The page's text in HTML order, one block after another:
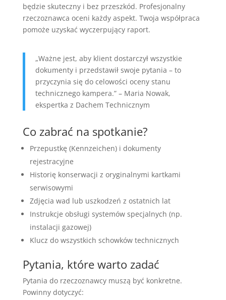
będzie skuteczny i bez przeszkód. Profesjonalny
rzeczoznawca oceni każdy aspekt. Twoja współpraca
pomoże uzyskać wyczerpujący raport.
„Ważne jest, aby klient dostarczył wszystkie
dokumenty i przedstawił swoje pytania – to
przyczynia się do celowości oceny stanu
technicznego kampera.” – Maria Nowak,
ekspertka z Dachem Technicznym
Co zabrać na spotkanie?
Przepustkę (Kennzeichen) i dokumenty
rejestracyjne
Historię konserwacji z oryginalnymi kartkami
serwisowymi
Zdjęcia wad lub uszkodzeń z ostatnich lat
Instrukcje obsługi systemów specjalnych (np.
instalacji gazowej)
Klucz do wszystkich schowków technicznych
Pytania, które warto zadać
Pytania do rzeczoznawcy muszą być konkretne.
Powinny dotyczyć: